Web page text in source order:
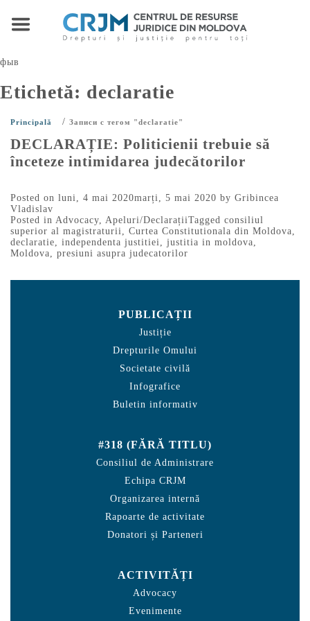
фыв
Etichetă: declaratie
Principală / Записи с тегом "declaratie"
DECLARAȚIE: Politicienii trebuie să
înceteze intimidarea judecătorilor
Posted on luni, 4 mai 2020marți, 5 mai 2020 by Gribincea
Vladislav
Posted in Advocacy, Apeluri/DeclarațiiTagged consiliul
superior al magistraturii, Curtea Constitutionala din Moldova,
declaratie, independenta justitiei, justitia in moldova,
Moldova, presiuni asupra judecatorilor
PUBLICAȚII
Justiție
Drepturile Omului
Societate civilă
Infografice
Buletin informativ
#318 (FĂRĂ TITLU)
Consiliul de Administrare
Echipa CRJM
Organizarea internă
Rapoarte de activitate
Donatori și Parteneri
ACTIVITĂȚI
Advocacy
Evenimente